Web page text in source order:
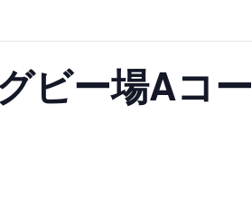
ビー場Aコー